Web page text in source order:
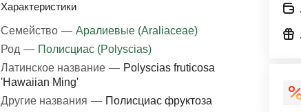
Характеристики
Семейство — Аралиевые (Araliaceae)
Род — Полисциас (Polyscias)
Латинское название — Polyscias fruticosa
'Hawaiian Ming'
Другие названия — Полисциас фруктоза